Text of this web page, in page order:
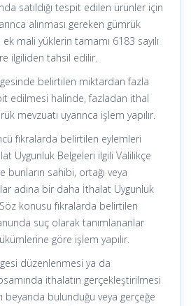
satıldığı tespit edilen ürünler için
alınması gereken gümrük
mali yüklerin tamamı 6183 sayılı
ilgiliden tahsil edilir.
belirtilen miktardan fazla
edilmesi halinde, fazladan ithal
mevzuatı uyarınca işlem yapılır.
fıkralarda belirtilen eylemleri
Uygunluk Belgeleri ilgili Valilikçe
bunların sahibi, ortağı veya
adına bir daha İthalat Uygunluk
konusu fıkralarda belirtilen
suç olarak tanımlananlar
göre işlem yapılır.
düzenlenmesi ya da
ithalatın gerçekleştirilmesi
beyanda bulunduğu veya gerçeğe